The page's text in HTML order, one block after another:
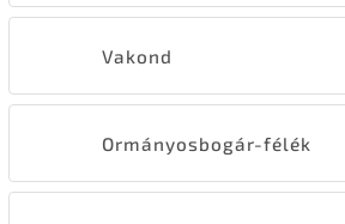
Vakond
Ormányosbogár-félék